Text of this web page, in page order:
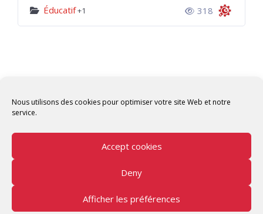
Nous utilisons des cookies pour optimiser votre site Web et notre
service.
Accept cookies
Deny
Afficher les préférences
Éducatif+1 318
Copyright © 2026 Tunisian Fablabs Tous droits
réservés.